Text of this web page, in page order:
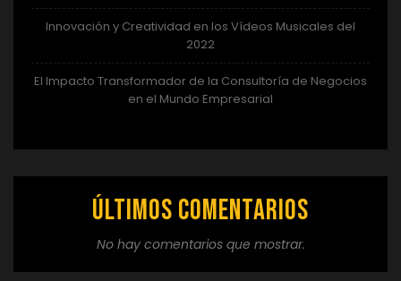
Innovación y Creatividad en los Vídeos Musicales del
2022
El Impacto Transformador de la Consultoría de Negocios
en el Mundo Empresarial
Últimos comentarios
No hay comentarios que mostrar.